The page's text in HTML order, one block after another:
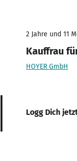
2 Jahre und 11
Kauffrau
HOYER GmbH
Logg Dich